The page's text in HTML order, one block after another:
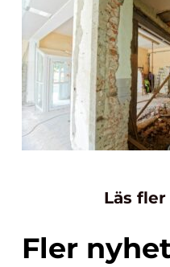
Läs
Fler